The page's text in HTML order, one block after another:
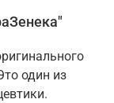
один из